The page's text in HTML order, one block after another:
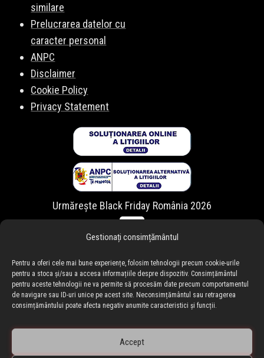
Gestionați consimțământul
Pentru a oferi cele mai bune experiențe, folosim tehnologii precum cookie-urile
pentru a stoca și/sau a accesa informațiile despre dispozitiv. Consimțământul
pentru aceste tehnologii ne va permite să procesăm date precum comportamentul
de navigare sau ID-uri unice pe acest site. Neconsimțământul sau retragerea
consimțământului poate afecta negativ anumite caracteristici și funcții.
Accept
similare
Prelucrarea datelor cu
caracter personal
ANPC
Disclaimer
Cookie Policy
Privacy Statement
Urmărește Black Friday România 2026